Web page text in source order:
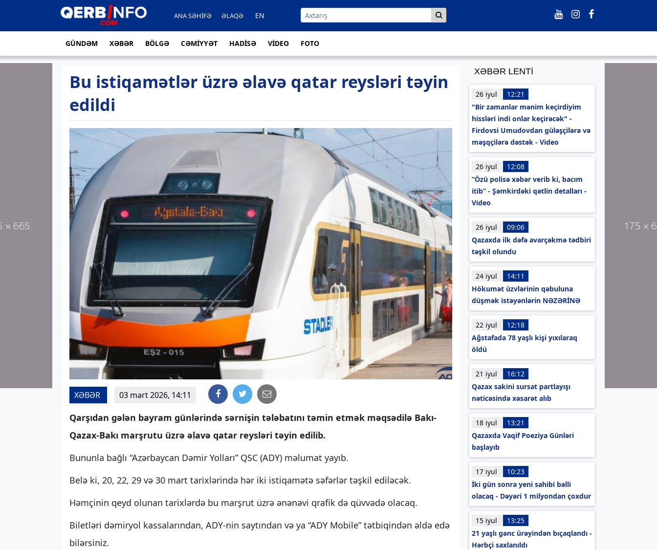
ANA SƏHİFƏ ƏLAQƏ EN
GÜNDƏM XƏBƏR BÖLGƏ CƏMİYYƏT HADİSƏ VİDEO FOTO
Bu istiqamətlər üzrə əlavə qatar reysləri təyin
edildi
XƏBƏR 03 mart 2026, 14:11
Qarşıdan gələn bayram günlərində sərnişin tələbatını təmin etmək məqsədilə Bakı-
Qazax-Bakı marşrutu üzrə əlavə qatar reysləri təyin edilib.
Bununla bağlı “Azərbaycan Dəmir Yolları” QSC (ADY) məlumat yayıb.
Belə ki, 20, 22, 29 və 30 mart tarixlərində hər iki istiqamətə səfərlər təşkil ediləcək.
Həmçinin qeyd olunan tarixlərdə bu marşrut üzrə ənənəvi qrafik də qüvvədə olacaq.
Biletləri dəmiryol kassalarından, ADY-nin saytından və ya “ADY Mobile” tətbiqindən əldə edə
bilərsiniz.
XƏBƏR LENTİ
26 iyul
12:21
"Bir zamanlar mənim keçirdiyim
hissləri indi onlar keçirəcək" -
Firdovsi Umudovdan güləşçilərə və
məşqçilərə dəstək - Video
26 iyul
12:08
“Özü polisə xəbər verib ki, bacım
itib” - Şəmkirdəki qətlin detalları -
Video
26 iyul
09:06
Qazaxda ilk dəfə avarçəkmə tədbiri
təşkil olundu
24 iyul
14:11
Hökumət üzvlərinin qəbuluna
düşmək istəyənlərin NƏZƏRİNƏ
22 iyul
12:18
Ağstafada 78 yaşlı kişi yıxılaraq
öldü
21 iyul
16:12
Qazax sakini sursat partlayışı
nəticəsində xəsarət alıb
18 iyul
13:21
Qazaxda Vaqif Poeziya Günləri
başlayıb
17 iyul
10:23
İki gün sonra yeni sahibi bəlli
olacaq - Dəyəri 1 milyondan çoxdur
15 iyul
13:25
21 yaşlı gənc ürəyindən bıçaqlandı -
Hərbçi saxlanıldı